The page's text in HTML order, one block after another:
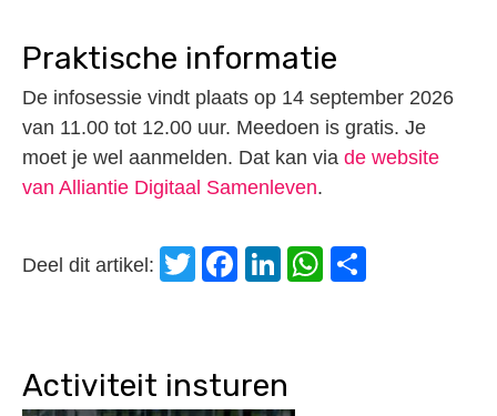
Praktische informatie
De infosessie vindt plaats op 14 september 2026
van 11.00 tot 12.00 uur. Meedoen is gratis. Je
moet je wel aanmelden. Dat kan via de website
van Alliantie Digitaal Samenleven.
Deel dit artikel: Twitter
Facebook
LinkedIn
WhatsApp
Activiteit insturen